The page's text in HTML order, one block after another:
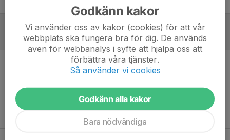
Referat
Inget referat skrivet
Godkänn kakor
Vi använder oss av kakor (cookies) för att vår
webbplats ska fungera bra för dig. De används
även för webbanalys i syfte att hjälpa oss att
förbättra våra tjänster.
Så använder vi cookies
Godkänn alla kakor
Bara nödvändiga